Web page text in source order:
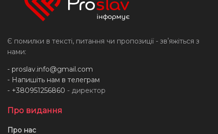
Є помилки в тексті, питання чи пропозиції - звʼяжіться з
нами:
- proslav.info@gmail.com
- Напишіть нам в телеграм
- +380951256860 - директор
Про видання
Про нас